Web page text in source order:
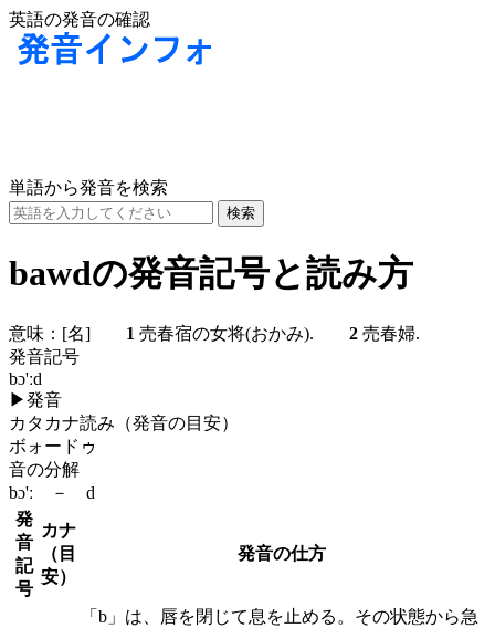
英語の発音の確認
単語から発音を検索
bawdの発音記号と読み方
意味： [名] 1 売春宿の女将(おかみ). 2 売春婦.
発音記号
bɔ'ːd
▶発音
カタカナ読み（発音の目安）
ボォードゥ
音の分解
bɔ'ː － d
発
音
記
号
カナ
（目
安）
発音の仕方
「b」は、唇を閉じて息を止める。その状態から急